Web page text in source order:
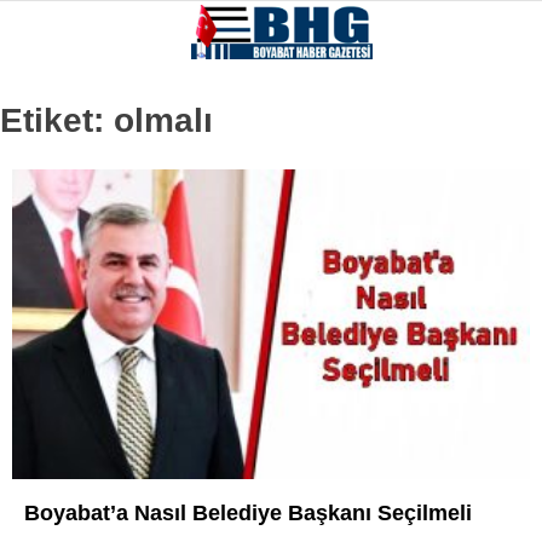
Etiket: olmalı
Boyabat’a Nasıl Belediye Başkanı Seçilmeli